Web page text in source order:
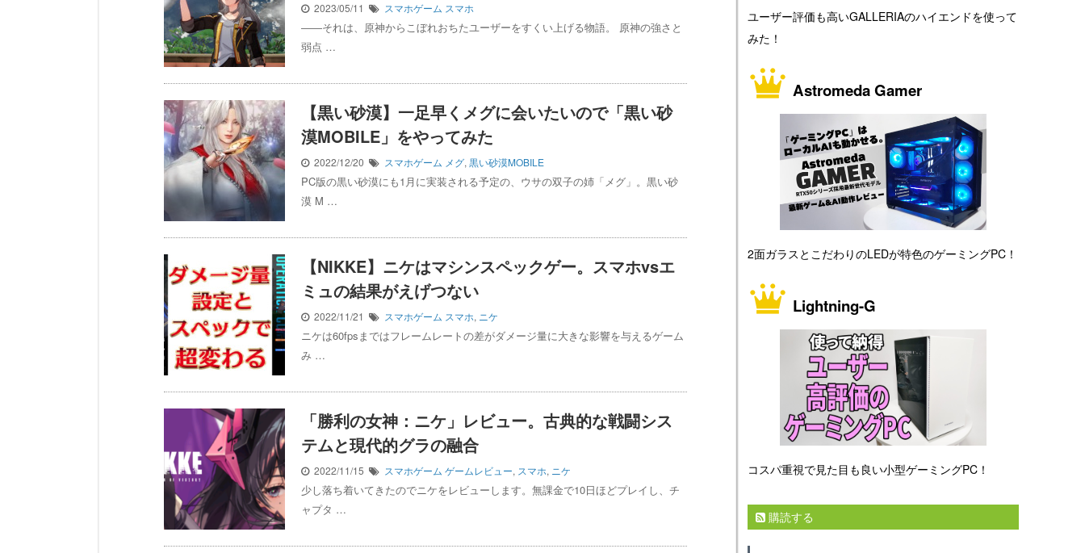
2023/05/11 スマホゲーム スマホ
――それは、原神からこぼれおちたユーザーをすくい上げる物語。 原神の強さと
弱点 …
【黒い砂漠】一足早くメグに会いたいので「黒い砂
漠MOBILE」をやってみた
2022/12/20 スマホゲーム メグ, 黒い砂漠MOBILE
PC版の黒い砂漠にも1月に実装される予定の、ウサの双子の姉「メグ」。黒い砂
漠 M …
【NIKKE】ニケはマシンスペックゲー。スマホvsエ
ミュの結果がえげつない
2022/11/21 スマホゲーム スマホ, ニケ
ニケは60fpsまではフレームレートの差がダメージ量に大きな影響を与えるゲーム
み …
「勝利の女神：ニケ」レビュー。古典的な戦闘シス
テムと現代的グラの融合
2022/11/15 スマホゲーム ゲームレビュー, スマホ, ニケ
少し落ち着いてきたのでニケをレビューします。無課金で10日ほどプレイし、チ
ャプタ …
ユーザー評価も高いGALLERIAのハイエンドを使って
みた！
Astromeda Gamer
2面ガラスとこだわりのLEDが特色のゲーミングPC！
Lightning-G
コスパ重視で見た目も良い小型ゲーミングPC！
購読する